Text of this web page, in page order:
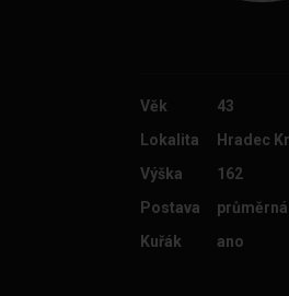
Věk
43
Lokalita
Hradec
Výška
162
Postava
průměrná
Kuřák
ano